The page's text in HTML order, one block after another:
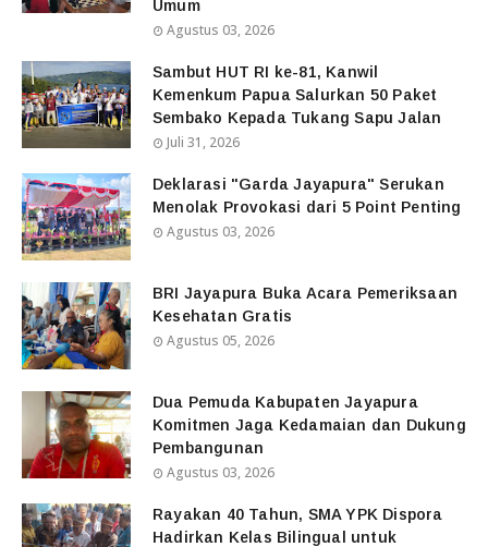
Umum
Agustus 03, 2026
Sambut HUT RI ke-81, Kanwil
Kemenkum Papua Salurkan 50 Paket
Sembako Kepada Tukang Sapu Jalan
Juli 31, 2026
Deklarasi "Garda Jayapura" Serukan
Menolak Provokasi dari 5 Point Penting
Agustus 03, 2026
BRI Jayapura Buka Acara Pemeriksaan
Kesehatan Gratis
Agustus 05, 2026
Dua Pemuda Kabupaten Jayapura
Komitmen Jaga Kedamaian dan Dukung
Pembangunan
Agustus 03, 2026
Rayakan 40 Tahun, SMA YPK Dispora
Hadirkan Kelas Bilingual untuk